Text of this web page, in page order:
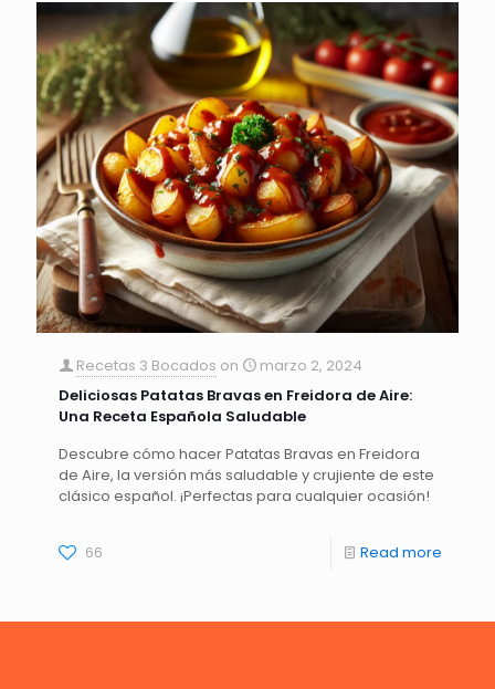
Recetas 3 Bocados on
marzo 2, 2024
Deliciosas Patatas Bravas en Freidora de Aire:
Una Receta Española Saludable
Descubre cómo hacer Patatas Bravas en Freidora
de Aire, la versión más saludable y crujiente de este
clásico español. ¡Perfectas para cualquier ocasión!
66 Read more